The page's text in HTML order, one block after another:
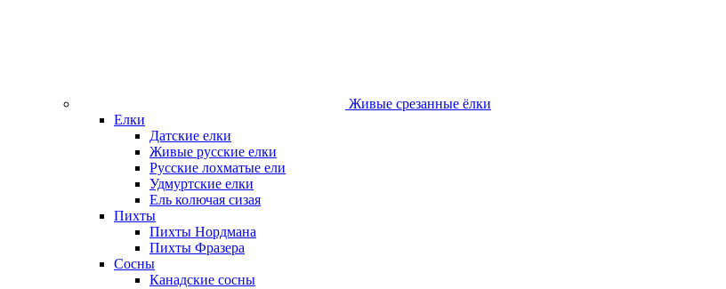
Живые срезанные ёлки
Елки
Датские елки
Живые русские елки
Русские лохматые ели
Удмуртские елки
Ель колючая сизая
Пихты
Пихты Нордмана
Пихты Фразера
Сосны
Канадские сосны